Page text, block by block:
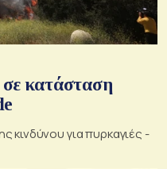
σε κατάσταση
κινδύνου για πυρκαγιές -